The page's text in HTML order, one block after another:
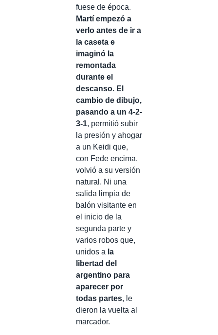
fuese de época.
Martí empezó a
verlo antes de ir a
la caseta e
imaginó la
remontada
durante el
descanso. El
cambio de dibujo,
pasando a un 4-2-
3-1, permitió subir
la presión y ahogar
a un Keidi que,
con Fede encima,
volvió a su versión
natural. Ni una
salida limpia de
balón visitante en
el inicio de la
segunda parte y
varios robos que,
unidos a la
libertad del
argentino para
aparecer por
todas partes, le
dieron la vuelta al
marcador.